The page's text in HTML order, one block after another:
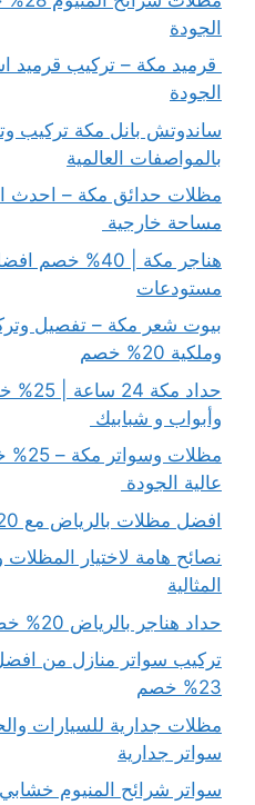
الجودة
قرميد مكة – تركيب قرميد
الجودة
ساندوتش بانل مكة تركيب
بالمواصفات العالمية
مظلات حدائق مكة – احدث
مساحة خارجية
هناجر مكة | 40%
مستودعات
بيوت شعر مكة – تفصيل
وملكية 20% خصم
حداد
وأبواب و شبابيك
عالية الجودة
افضل مظلات بالرياض مع 20% تخفيض
نصائح هامة لاختيار المظلات
المثالية
حداد هناجر بالرياض 20% خصم على اعمالنا
تركيب سواتر منازل من افضل
23% خصم
سواتر جدارية